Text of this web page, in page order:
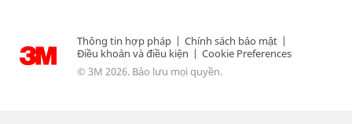
Thông tin hợp pháp | Chính sách bảo mật |
Điều khoản và điều kiện | Cookie Preferences
© 3M 2026. Bảo lưu mọi quyền.